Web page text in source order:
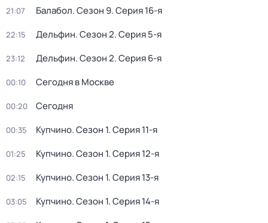
21:07 Балабол. Сезон 9. Серия 16-я
22:15 Дельфин. Сезон 2. Серия 5-я
23:12 Дельфин. Сезон 2. Серия 6-я
00:10 Сегодня в Москве
00:20 Сегодня
00:35 Купчино. Сезон 1. Серия 11-я
01:25 Купчино. Сезон 1. Серия 12-я
02:15 Купчино. Сезон 1. Серия 13-я
03:05 Купчино. Сезон 1. Серия 14-я